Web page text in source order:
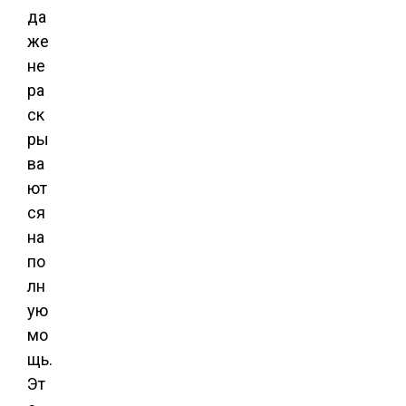
да
же
не
ра
ск
ры
ва
ют
ся
на
по
лн
ую
мо
щь.
Эт